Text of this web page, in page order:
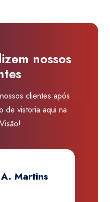
nossos
clientes após
de vistoria aqui na
Martins